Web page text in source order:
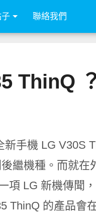
聯絡我們
ThinQ
手機 LG V30S
繼機種。而就在
項 LG 新機傳聞
ThinQ 的產品會